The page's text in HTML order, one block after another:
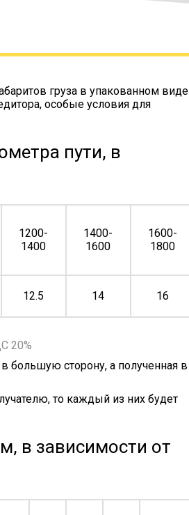
груза в упакованном виде
особые условия для
пути, в
1200-
1400
1400-
1600
1600-
1800
12.5 14 16
20%
большую сторону, а полученная в
то каждый из них будет
в зависимости от